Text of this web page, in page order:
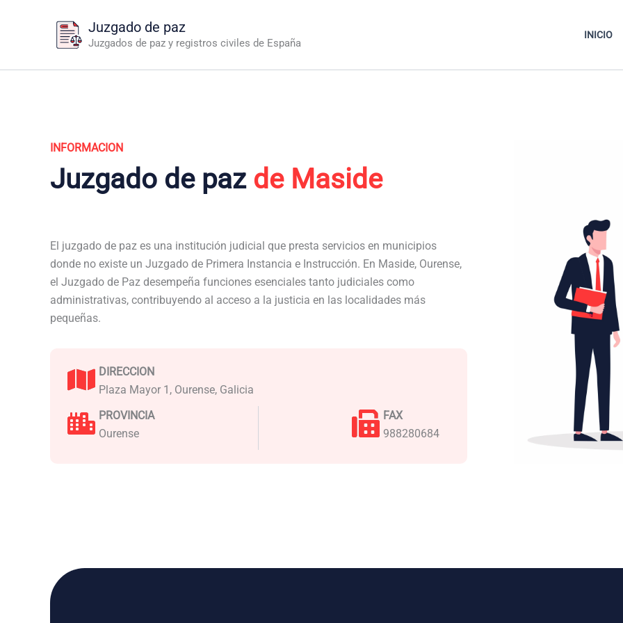
Juzgado de paz
Juzgados de paz y registros civiles de España
INICIO
INFORMACION
Juzgado de paz de Maside
El juzgado de paz es una institución judicial que presta servicios en municipios
donde no existe un Juzgado de Primera Instancia e Instrucción. En Maside, Ourense,
el Juzgado de Paz desempeña funciones esenciales tanto judiciales como
administrativas, contribuyendo al acceso a la justicia en las localidades más
pequeñas.
DIRECCION
Plaza Mayor 1, Ourense, Galicia
PROVINCIA
Ourense
FAX
988280684